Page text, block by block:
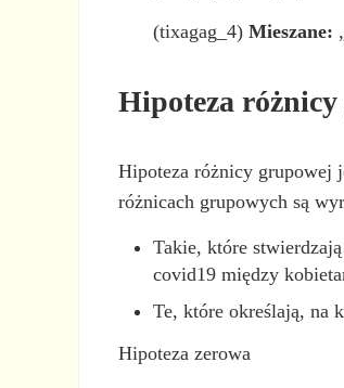
(tixagag_4) Mieszane:
Hipoteza
Hipoteza różnicy grupowej
różnicach grupowych są
Takie, które
covid19 między
Te, które określają, na
Hipoteza zerowa